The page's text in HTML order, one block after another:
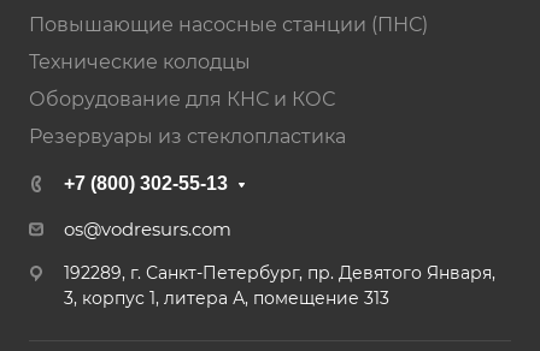
Повышающие насосные станции (ПНС)
Технические колодцы
Оборудование для КНС и КОС
Резервуары из стеклопластика
+7 (800) 302-55-13
os@vodresurs.com
192289, г. Санкт-Петербург, пр. Девятого Января,
3, корпус 1, литера А, помещение 313